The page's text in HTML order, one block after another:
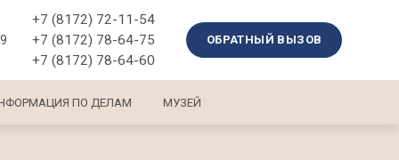
+7 (8172) 72-11-54
+7 (8172) 78-64-75
+7 (8172) 78-64-60
ОБРАТНЫЙ ВЫЗОВ
ПО ДЕЛАМ МУЗЕЙ